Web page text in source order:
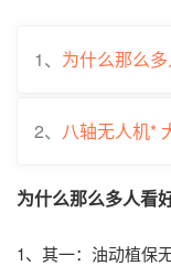
1、 为什么那么
2、 八轴无人机*
为什么那么多人看
1、其一：油动植保